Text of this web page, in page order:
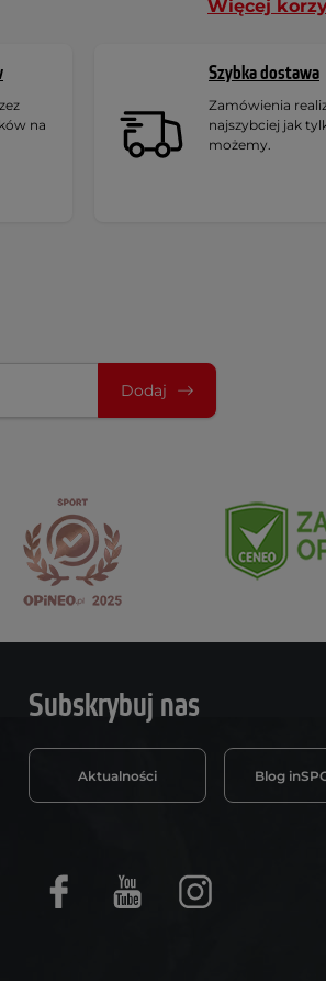
Więcej
na
Szybka dostawa
Zamówienia
najszybciej jak
możemy.
Dodaj
Subskrybuj nas
Aktualności Blog
FacebookYoutube Instagram